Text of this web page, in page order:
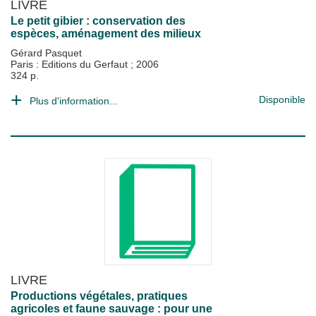
LIVRE
Le petit gibier : conservation des
espèces, aménagement des milieux
Gérard Pasquet
Paris : Editions du Gerfaut ; 2006
324 p.
Plus d'information... Disponible
LIVRE
Productions végétales, pratiques
agricoles et faune sauvage : pour une